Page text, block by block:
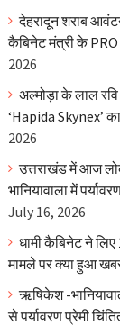
देहरादून शराब
कैबिनेट मंत्री के
2026
अल्मोड़ा के लाल
‘Hapida Skynex’
2026
उत्तराखंड में आज
भानियावाला में
July 16, 2026
धामी कैबिनेट ने
मामले पर क्या हुआ
ऋषिकेश -
से पर्यावरण प्रेमी